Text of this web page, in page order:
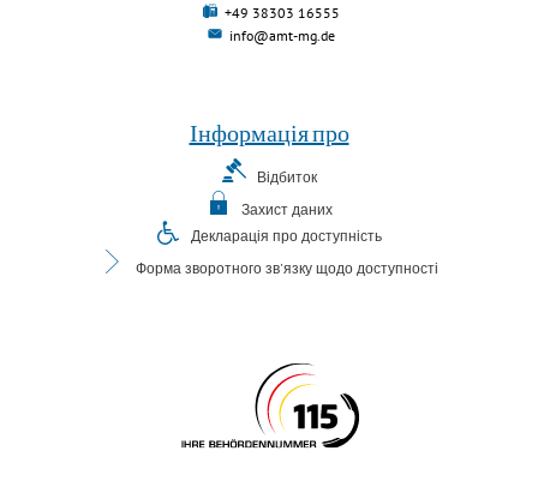
+49 38303 16555
info@amt-mg.de
Інформація про
Відбиток
Захист даних
Декларація про доступність
Форма зворотного зв'язку щодо доступності